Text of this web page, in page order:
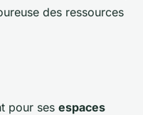
des ressources
pour ses espaces